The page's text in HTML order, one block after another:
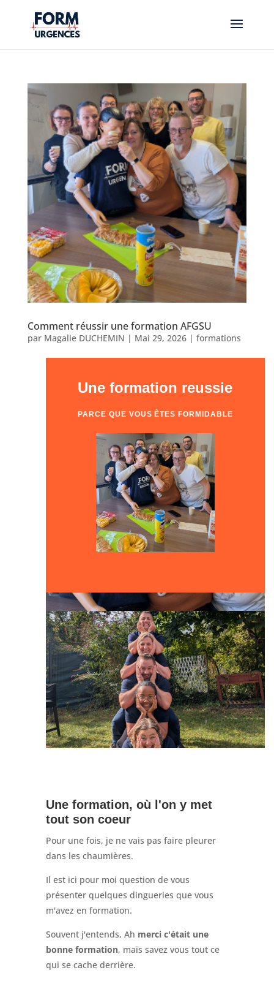
Comment réussir une formation AFGSU
par Magalie DUCHEMIN | Mai 29, 2026| formations
Une formation reussie
PARCE QUE VOUS ÊTES FORMIDABLE
Une formation, où l'on y met
tout son coeur
Pour une fois, je ne vais pas faire pleurer
dans les chaumières.
Il est ici pour moi question de vous
présenter quelques dingueries que vous
m'avez en formation.
Souvent j'entends, Ah merci c'était une
bonne formation, mais savez vous tout ce
qui se cache derrière.